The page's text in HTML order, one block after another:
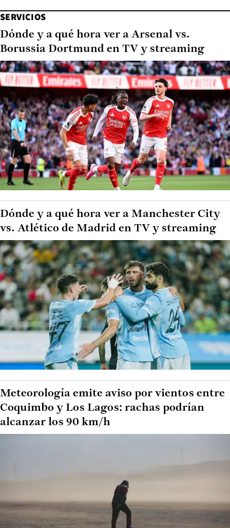
SERVICIOS
Dónde y a qué hora ver a Arsenal vs.
Borussia Dortmund en TV y streaming
Dónde y a qué hora ver a Manchester City
vs. Atlético de Madrid en TV y streaming
Meteorología emite aviso por vientos entre
Coquimbo y Los Lagos: rachas podrían
alcanzar los 90 km/h